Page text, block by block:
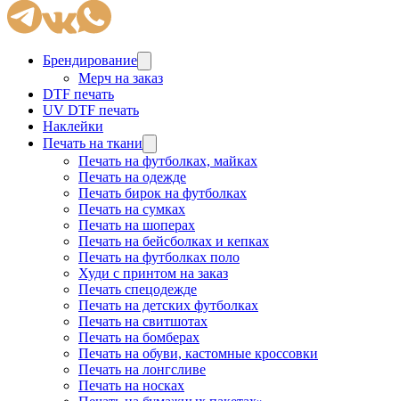
Брендирование
Мерч на заказ
DTF печать
UV DTF печать
Наклейки
Печать на ткани
Печать на футболках, майках
Печать на одежде
Печать бирок на футболках
Печать на сумках
Печать на шоперах
Печать на бейсболках и кепках
Печать на футболках поло
Худи с принтом на заказ
Печать спецодежде
Печать на детских футболках
Печать на свитшотах
Печать на бомберах
Печать на обуви, кастомные кроссовки
Печать на лонгсливе
Печать на носках